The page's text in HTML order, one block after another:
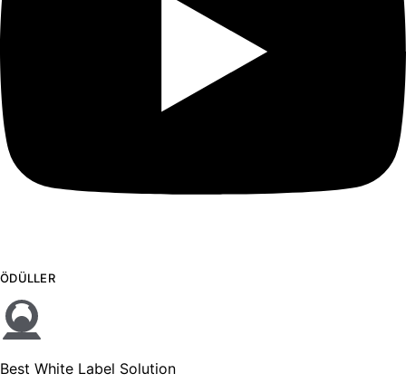
ÖDÜLLER
Best White Label Solution